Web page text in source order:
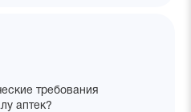
требования
аптек?